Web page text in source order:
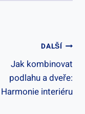
DALŠÍ
Jak kombinovat
podlahu a dveře:
Harmonie interiéru